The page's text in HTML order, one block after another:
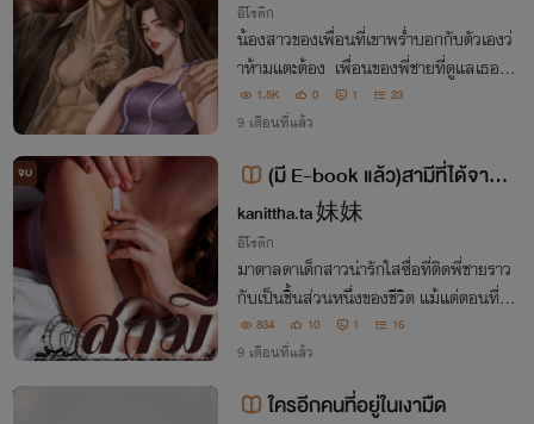
อีโรติก
น้องสาวของเพื่อนที่เขาพร่ำบอกกับตัวเองว่
าห้ามแตะต้อง เพื่อนของพี่ชายที่ดูแลเธอดี
ยิ่งกว่าพี่ชายแท้ ๆ จนเมื่อเธอถูกคุกคามจา
กบางสิ่งและมีเพียงเขาเท่านั้นที่จะปกป้องเธ
อได้แต่วิธีการปกป้องที่ต้องทำนี่สิ
1.5K 0 1 23
9 เดือนที่แล้ว
จบ
(มี E-book แล้ว)สามีที่ได้จากก
ารตามติดพี่
kanittha.ta 妹妹
อีโรติก
มาตาลดาเด็กสาวน่ารักใสซื่อที่ติดพี่ชายราว
กับเป็นชิ้นส่วนหนึ่งของชีวิต แม้แต่ตอนที่พี่เ
ธอแต่งงานเธอก็ต้องตามติดถึงขนาดเข้าไปข
อน้องว่าที่พี่สะใภ้แต่งงานเพื่อจะได้เข้าไปอยู่
ในบ้านหลังเดียวกับพี่ชายให้ได้
834 10 1 16
9 เดือนที่แล้ว
ใครอีกคนที่อยู่ในเงามืด